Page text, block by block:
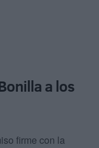
a los
firme con la